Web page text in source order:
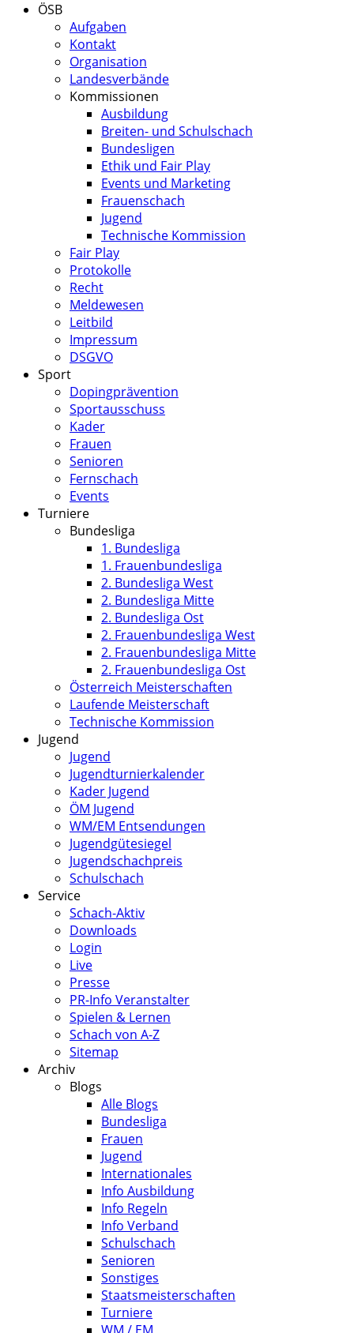
ÖSB
Aufgaben
Kontakt
Organisation
Landesverbände
Kommissionen
Ausbildung
Breiten- und Schulschach
Bundesligen
Ethik und Fair Play
Events und Marketing
Frauenschach
Jugend
Technische Kommission
Fair Play
Protokolle
Recht
Meldewesen
Leitbild
Impressum
DSGVO
Sport
Dopingprävention
Sportausschuss
Kader
Frauen
Senioren
Fernschach
Events
Turniere
Bundesliga
1. Bundesliga
1. Frauenbundesliga
2. Bundesliga West
2. Bundesliga Mitte
2. Bundesliga Ost
2. Frauenbundesliga West
2. Frauenbundesliga Mitte
2. Frauenbundesliga Ost
Österreich Meisterschaften
Laufende Meisterschaft
Technische Kommission
Jugend
Jugend
Jugendturnierkalender
Kader Jugend
ÖM Jugend
WM/EM Entsendungen
Jugendgütesiegel
Jugendschachpreis
Schulschach
Service
Schach-Aktiv
Downloads
Login
Live
Presse
PR-Info Veranstalter
Spielen & Lernen
Schach von A-Z
Sitemap
Archiv
Blogs
Alle Blogs
Bundesliga
Frauen
Jugend
Internationales
Info Ausbildung
Info Regeln
Info Verband
Schulschach
Senioren
Sonstiges
Staatsmeisterschaften
Turniere